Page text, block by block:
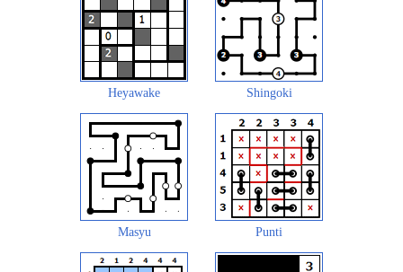
Heyawake Shingoki
Masyu Punti